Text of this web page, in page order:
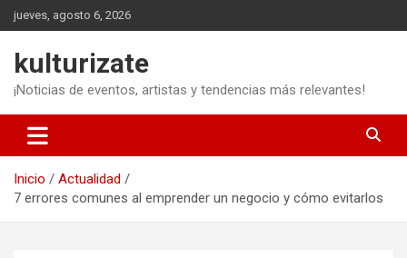
Saltar
al
jueves, agosto 6, 2026
kulturizate
¡Noticias de eventos, artistas y tendencias más relevantes!
Inicio
Actualidad
7 errores comunes al emprender un negocio y cómo evitarlos